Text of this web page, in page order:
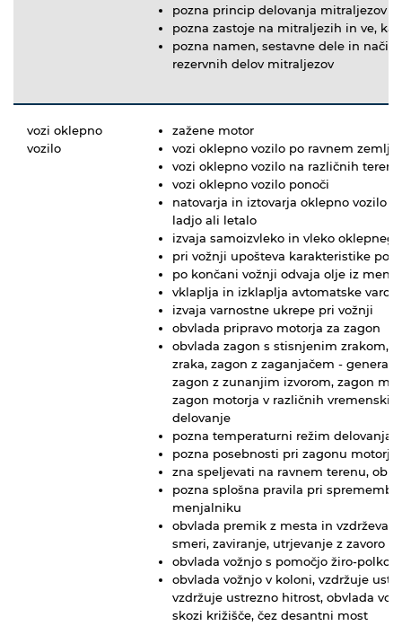
pozna princip delovanja mitraljezov
pozna zastoje na mitraljezih in ve,
pozna namen, sestavne dele in
rezervnih delov mitraljezov
vozi oklepno
vozilo
zažene motor
vozi oklepno vozilo po ravnem
vozi oklepno vozilo na različnih
vozi oklepno vozilo ponoči
natovarja in iztovarja oklepno vozilo
ladjo ali letalo
izvaja samoizvleko in vleko
pri vožnji upošteva karakteristike
po končani vožnji odvaja olje iz
vklaplja in izklaplja avtomatske
izvaja varnostne ukrepe pri vožnji
obvlada pripravo motorja za zagon
obvlada zagon s stisnjenim zrakom,
zraka, zagon z zaganjačem -
zagon z zunanjim izvorom, zagon
zagon motorja v različnih
delovanje
pozna temperaturni režim delovanja
pozna posebnosti pri zagonu
zna speljevati na ravnem terenu, ob
pozna splošna pravila pri spremembi
menjalniku
obvlada premik z mesta in
smeri, zaviranje, utrjevanje z zavoro
obvlada vožnjo s pomočjo žiro-
obvlada vožnjo v koloni, vzdržuje
vzdržuje ustrezno hitrost, obvlada
skozi križišče, čez desantni most